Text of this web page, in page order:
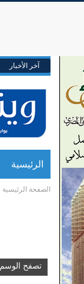
آخر الأخبار
الرئيسية
الصفحة الرئيسية
تصفح الوسم